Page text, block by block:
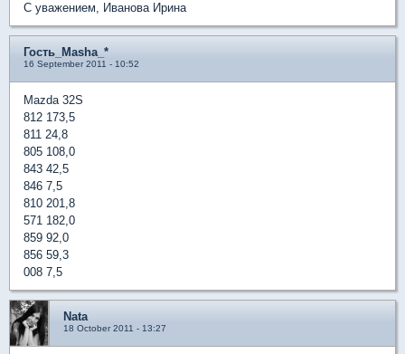
С уважением, Иванова Ирина
Гость_Masha_*
16 September 2011 - 10:52
Mazda 32S
812 173,5
811 24,8
805 108,0
843 42,5
846 7,5
810 201,8
571 182,0
859 92,0
856 59,3
008 7,5
Nata
18 October 2011 - 13:27